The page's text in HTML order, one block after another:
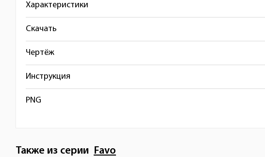
Характеристики
Скачать
Чертёж
Инструкция
PNG
Также из серии Favo